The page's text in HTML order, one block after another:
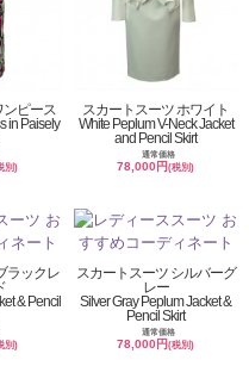
ピース
in Paisely
別)
スカートスーツ ホワイト
White Peplum V-Neck Jacket
and Pencil Skirt
通常価格
78,000円(税別)
ラックレ
& Pencil
別)
スカートスーツ シルバーグ
レー
Silver Gray Peplum Jacket &
Pencil Skirt
通常価格
78,000円(税別)